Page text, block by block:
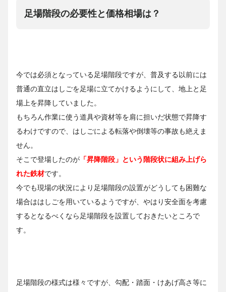
足場階段の必要性と価格相場は？
今では必須となっている足場階段ですが、普及する以前には
普通の直立はしごを足場に立てかけるようにして、地上と足
場上を昇降していました。
もちろん作業に使う道具や資材等を肩に担いだ状態で昇降す
るわけですので、はしごによる転落や倒壊等の事故も絶えま
せん。
そこで登場したのが 「昇降階段」という階段状に組み上げら
れた鉄材です。
今でも現場の状況により足場階段の設置がどうしても困難な
場合ははしごを用いているようですが、やはり安全面を考慮
するとなるべくなら足場階段を設置しておきたいところで
す。
足場階段の様式は様々ですが、勾配・踏面・けあげ高さ等に